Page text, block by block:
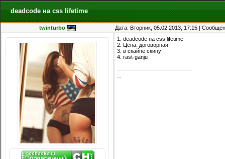
deadcode на css lifetime
twinturbo Дата: Вторник, 05.02.2013, 17:15 |
1. deadcode на css lifetime
2. Цена: договорная
3. в скайпе скину
4. rast-ganju